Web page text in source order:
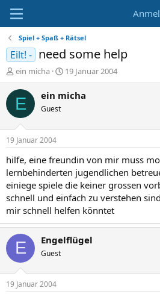
Spiel + Spaß + Rätsel
Eilt! - need some help
E
r
s
e
r
ein micha
E
r
s
t
a
19 Januar 2004
E ein micha
Guest
19 Januar 2004
hilfe, eine freundin von mir muss
lernbehinderten jugendlichen
einiege spiele die keiner grossen
schnell und einfach zu verstehen
mir schnell helfen könntet
E Engelflügel
Guest
19 Januar 2004